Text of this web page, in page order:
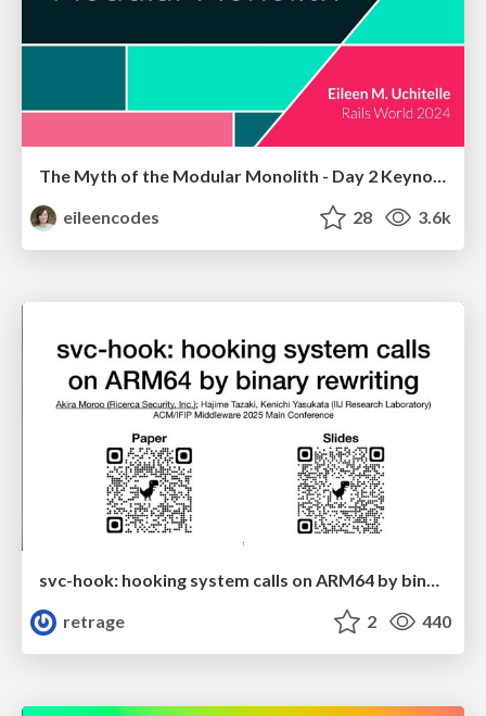
eileencodes
28 3.6k
svc-hook: hooking system calls on ARM64 by binary rewriting
retrage
2 440